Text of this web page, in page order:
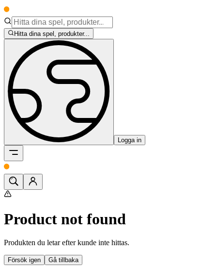
Hitta dina spel, produkter...
Logga in
Product not found
Produkten du letar efter kunde inte hittas.
Försök igen Gå tillbaka